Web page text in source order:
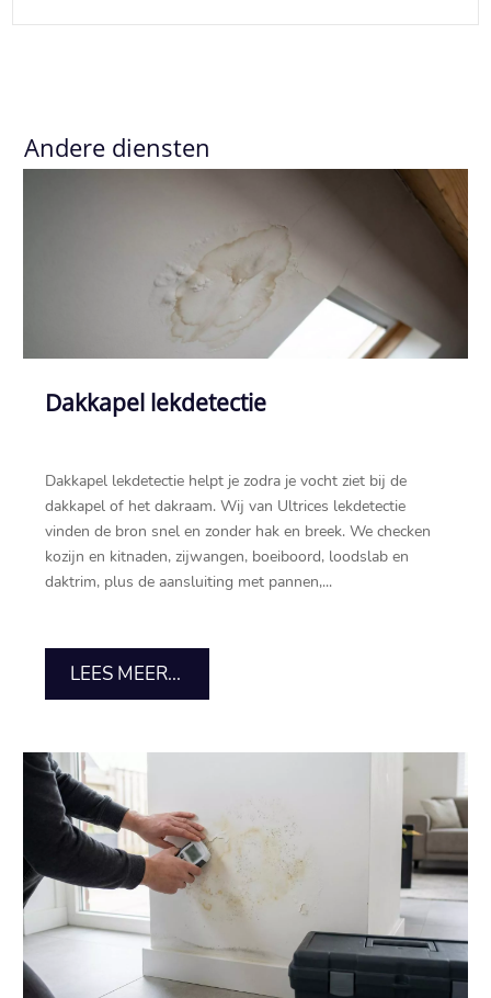
Andere diensten
Dakkapel lekdetectie
Dakkapel lekdetectie helpt je zodra je vocht ziet bij de
dakkapel of het dakraam.​ Wij van Ultrices lekdetectie
vinden de bron snel en zonder hak en breek.​ We checken
kozijn en kitnaden, zijwangen, boeiboord, loodslab en
daktrim, plus de aansluiting met pannen,...
LEES MEER...